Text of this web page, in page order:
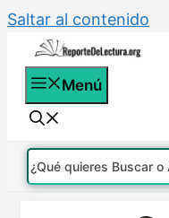
Saltar al contenido
Menú